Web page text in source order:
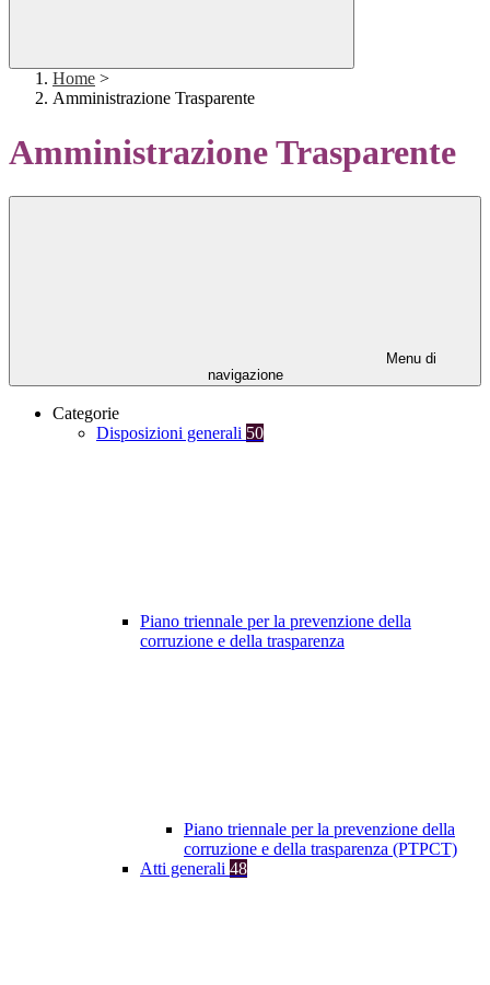
Home >
Amministrazione Trasparente
Amministrazione Trasparente
Menu di
navigazione
Categorie
Disposizioni generali 50
Piano triennale per la prevenzione della
corruzione e della trasparenza
Piano triennale per la prevenzione della
corruzione e della trasparenza (PTPCT)
Atti generali 48